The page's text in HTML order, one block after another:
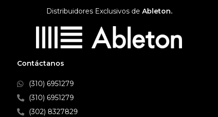
mecanismo de soporte de
proporciona automáticamente
el mejor ajuste posible. Incluyen
un cable de 3 m con un
miniconector estéreo chapado
permite conectar los auriculares
a equipos de audio portátiles o
Distribuidores Exclusivos de Ableton.
Contáctanos
(310) 6951279
(310) 6951279
(302) 8327829